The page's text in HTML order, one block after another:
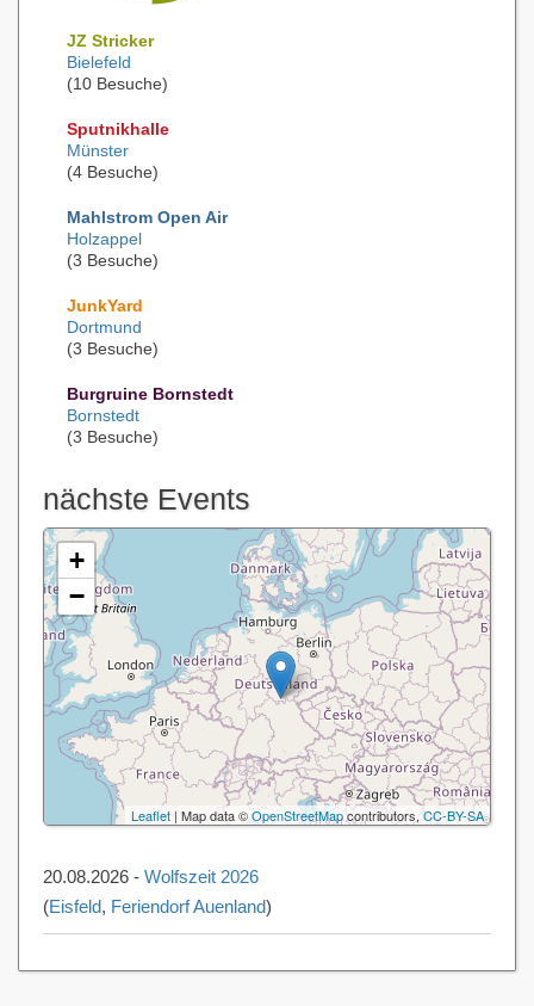
JZ Stricker
Bielefeld
(10 Besuche)
Sputnikhalle
Münster
(4 Besuche)
Mahlstrom Open Air
Holzappel
(3 Besuche)
JunkYard
Dortmund
(3 Besuche)
Burgruine Bornstedt
Bornstedt
(3 Besuche)
nächste Events
+
−
Leaflet | Map data ©OpenStreetMapcontributors, CC-BY-SA
20.08.2026 - Wolfszeit 2026
(Eisfeld, Feriendorf Auenland)